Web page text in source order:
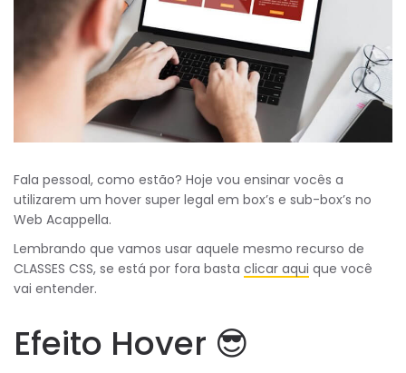
Fala pessoal, como estão? Hoje vou ensinar vocês a
utilizarem um hover super legal em box’s e sub-box’s no
Web Acappella.
Lembrando que vamos usar aquele mesmo recurso de
CLASSES CSS, se está por fora basta clicar aqui que você
vai entender.
Efeito Hover 😎